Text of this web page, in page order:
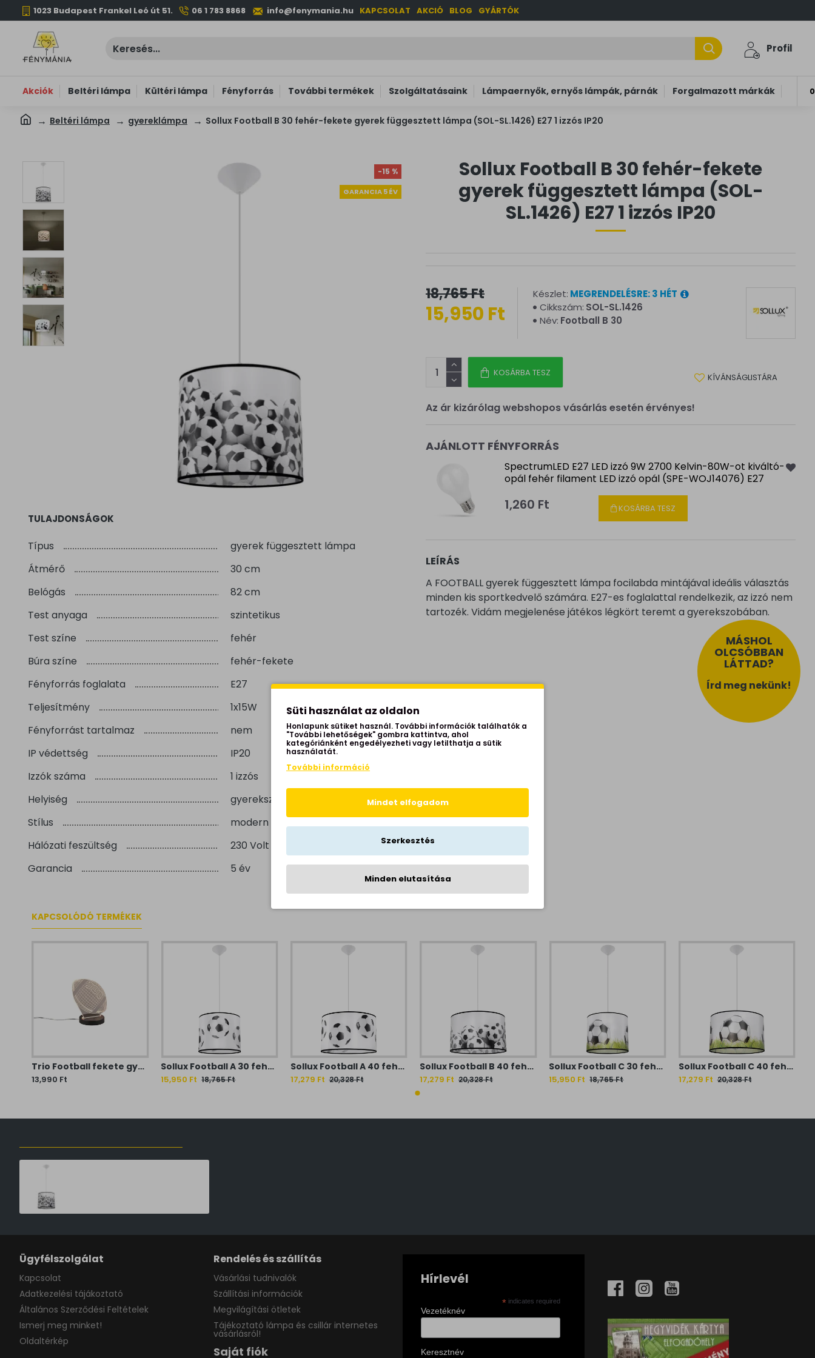
1023 Budapest Frankel Leó út 51. 06 1 783 8868 info@fenymania.hu KAPCSOLAT AKCIÓ BLOG GYÁRTÓK
Profil
Akciók Beltéri lámpa Kültéri lámpa Fényforrás További termékek Szolgáltatásaink Lámpaernyők, ernyős lámpák, párnák Forgalmazott márkák
Beltéri lámpa gyereklámpa Sollux Football B 30 fehér-fekete gyerek függesztett lámpa (SOL-SL.1426) E27 1 izzós IP20
GARANCIA 5 ÉV
-15 %
TULAJDONSÁGOK
Típus
gyerek függesztett lámpa
Átmérő
30 cm
Belógás
82 cm
Test anyaga
szintetikus
Test színe
fehér
Búra színe
fehér-fekete
Fényforrás foglalata
E27
Teljesítmény
1x15W
Fényforrást tartalmaz
nem
IP védettség
IP20
Izzók száma
1 izzós
Helyiség
gyerekszoba
Stílus
modern
Hálózati feszültség
230 Volt
Garancia
5 év
Sollux Football B 30 fehér-fekete
gyerek függesztett lámpa (SOL-
SL.1426) E27 1 izzós IP20
Az ár kizárólag webshopos vásárlás esetén érvényes!
15,950 Ft
18,765 Ft Készlet: MEGRENDELÉSRE: 3 HÉT
Cikkszám: SOL-SL.1426
Név: Football B 30
KOSÁRBA TESZ KÍVÁNSÁGLISTÁRA
AJÁNLOTT FÉNYFORRÁS
SpectrumLED E27 LED izzó 9W 2700 Kelvin-80W-ot kiváltó-
opál fehér filament LED izzó opál (SPE-WOJ14076) E27
1,260 Ft KOSÁRBA TESZ
LEÍRÁS
A FOOTBALL gyerek függesztett lámpa focilabda mintájával ideális választás
minden kis sportkedvelő számára. E27-es foglalattal rendelkezik, az izzó nem
tartozék. Vidám megjelenése játékos légkört teremt a gyerekszobában.
MÁSHOL
OLCSÓBBAN
LÁTTAD?
Írd meg nekünk!
KAPCSOLÓDÓ TERMÉKEK
Trio Football fekete gyerek LED asztali lámpa (TRI-R52821132) LED 1 izzós IP20
13,990 Ft
Sollux Football A 30 fehér-fekete gyerek függesztett lámpa (SOL-SL.1424) E27 1 izzós IP20
15,950 Ft 18,765 Ft
Sollux Football A 40 fehér-fekete gyerek függesztett lámpa (SOL-SL.1425) E27 1 izzós IP20
17,279 Ft 20,328 Ft
Sollux Football B 40 fehér-fekete gyerek függesztett lámpa (SOL-SL.1427) E27 1 izzós IP20
17,279 Ft 20,328 Ft
Sollux Football C 30 fehér-fekete gyerek függesztett lámpa (SOL-SL.1428) E27 1 izzós IP20
15,950 Ft 18,765 Ft
Sollux Football C 40 fehér-fekete gyerek függesztett lámpa (SOL-SL.1429) E27 1 izzós IP20
17,279 Ft 20,328 Ft
Ügyfélszolgálat
Kapcsolat
Adatkezelési tájákoztató
Általános Szerződési Feltételek
Ismerj meg minket!
Oldaltérkép
Rendelés és szállítás
Vásárlási tudnivalók
Szállítási információk
Megvilágítási ötletek
Tájékoztató lámpa és csillár internetes
vásárlásról!
Saját fiók
Hírlevél
* indicates required
Vezetéknév
Keresztnév
Süti használat az oldalon
Honlapunk sütiket használ. További információk találhatók a
"További lehetőségek" gombra kattintva, ahol
kategóriánként engedélyezheti vagy letilthatja a sütik
használatát.
További információ
Mindet elfogadom
Szerkesztés
Minden elutasítása